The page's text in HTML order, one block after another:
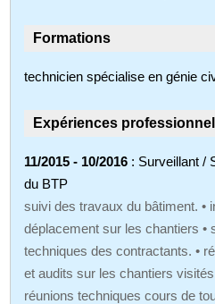
Formations
technicien spécialise en génie
Expériences
11/2015 - 10/2016 : Surveillant /
du BTP
suivi des travaux du bâtiment. •
déplacement sur les chantiers •
techniques des contractants. •
et audits sur les chantiers
réunions techniques cours de